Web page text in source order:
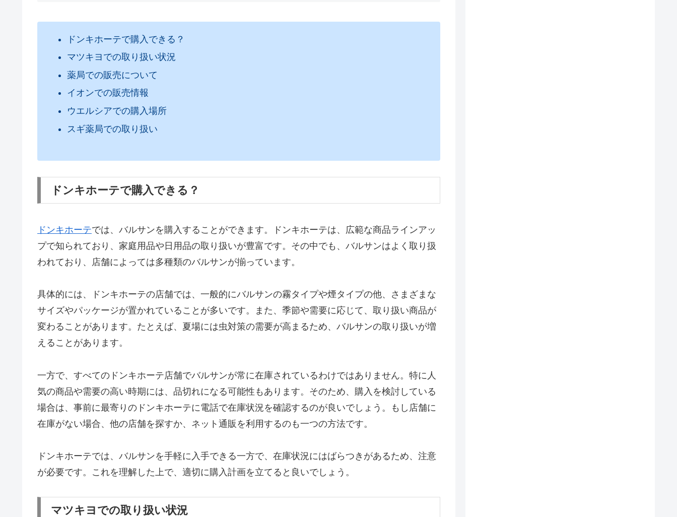
ドンキホーテで購入できる？
マツキヨでの取り扱い状況
薬局での販売について
イオンでの販売情報
ウエルシアでの購入場所
スギ薬局での取り扱い
ドンキホーテで購入できる？
ドンキホーテでは、バルサンを購入することができます。ドンキホーテは、広範な商品ラインアッ
プで知られており、家庭用品や日用品の取り扱いが豊富です。その中でも、バルサンはよく取り扱
われており、店舗によっては多種類のバルサンが揃っています。
具体的には、ドンキホーテの店舗では、一般的にバルサンの霧タイプや煙タイプの他、さまざまな
サイズやパッケージが置かれていることが多いです。また、季節や需要に応じて、取り扱い商品が
変わることがあります。たとえば、夏場には虫対策の需要が高まるため、バルサンの取り扱いが増
えることがあります。
一方で、すべてのドンキホーテ店舗でバルサンが常に在庫されているわけではありません。特に人
気の商品や需要の高い時期には、品切れになる可能性もあります。そのため、購入を検討している
場合は、事前に最寄りのドンキホーテに電話で在庫状況を確認するのが良いでしょう。もし店舗に
在庫がない場合、他の店舗を探すか、ネット通販を利用するのも一つの方法です。
ドンキホーテでは、バルサンを手軽に入手できる一方で、在庫状況にはばらつきがあるため、注意
が必要です。これを理解した上で、適切に購入計画を立てると良いでしょう。
マツキヨでの取り扱い状況